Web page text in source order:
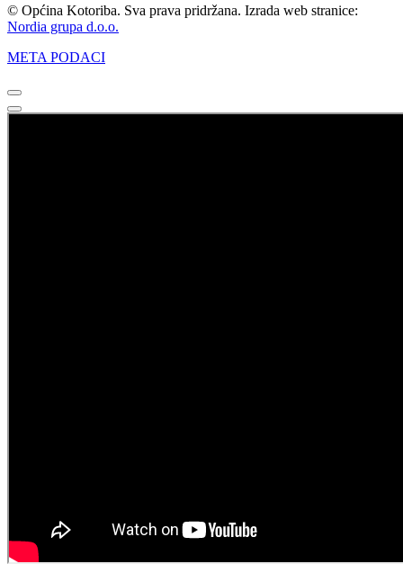
© Općina Kotoriba. Sva prava pridržana. Izrada web stranice:
Nordia grupa d.o.o.
META PODACI